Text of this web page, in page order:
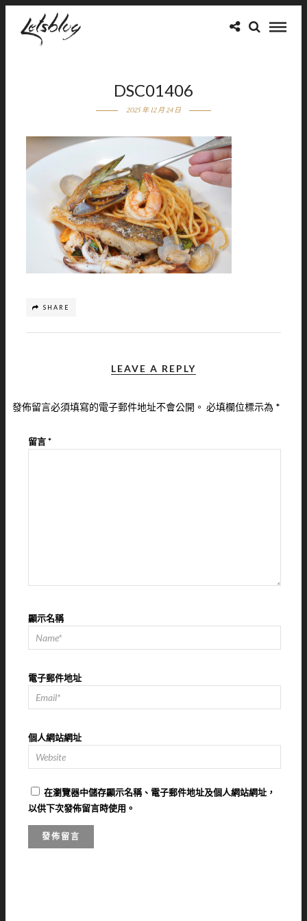
DSC01406
2025 年 12 月 24 日
SHARE
LEAVE A REPLY
發佈留言必須填寫的電子郵件地址不會公開。 必填欄位標示為 *
留言*
顯示名稱
電子郵件地址
個人網站網址
在瀏覽器中儲存顯示名稱、電子郵件地址及個人網站網址，
以供下次發佈留言時使用。